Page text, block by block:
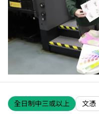
全日制中三或以上 文憑